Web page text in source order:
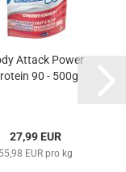
Attack Power
90 - 500g
27,99 EUR
55,98 EUR pro kg